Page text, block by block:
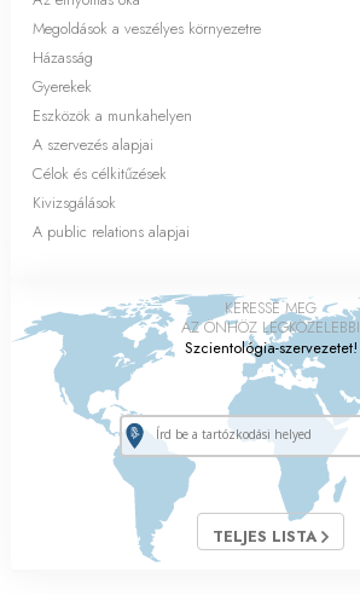
Megoldások a veszélyes környezetre
Házasság
Gyerekek
Eszközök a munkahelyen
A szervezés alapjai
Célok és célkitűzések
Kivizsgálások
A public relations alapjai
KERESSE MEG
AZ ÖNHÖZ LEGKÖZELEBBI
Szcientológia-szervezetet!
TELJES LISTA